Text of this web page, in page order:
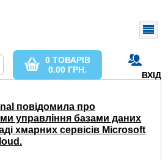
ВХІД
0 ТОВАРІВ
0.00 ГРН.
повідомила про
управління базами даних
хмарних сервісів Microsoft